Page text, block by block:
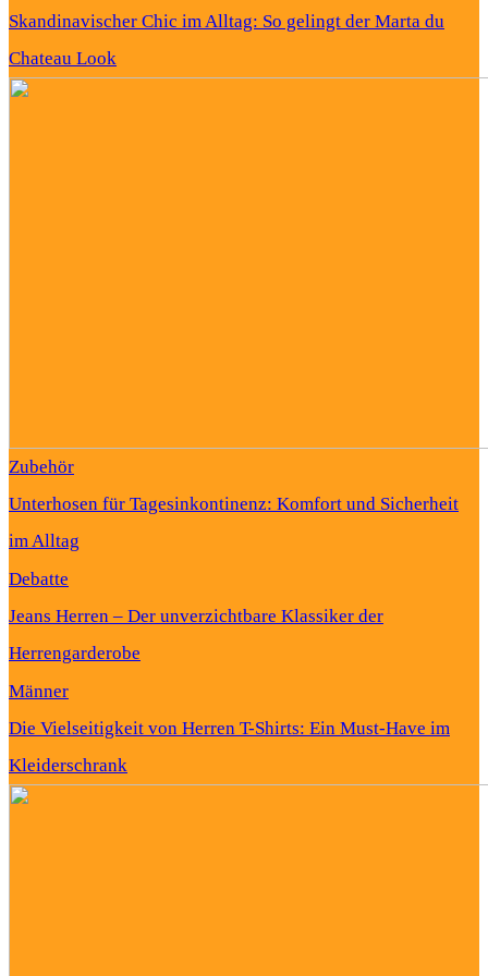
Skandinavischer Chic im Alltag: So gelingt der Marta du
Chateau Look
Zubehör
Unterhosen für Tagesinkontinenz: Komfort und Sicherheit
im Alltag
Debatte
Jeans Herren – Der unverzichtbare Klassiker der
Herrengarderobe
Männer
Die Vielseitigkeit von Herren T-Shirts: Ein Must-Have im
Kleiderschrank